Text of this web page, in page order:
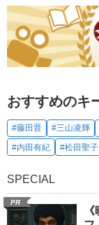
おすすめのキ
#藤田晋 #三山凌輝
#内田有紀
#松田聖子
SPECIAL
PR